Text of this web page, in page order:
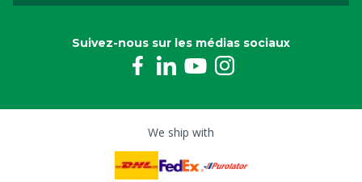
Suivez-nous sur les médias sociaux
We ship with